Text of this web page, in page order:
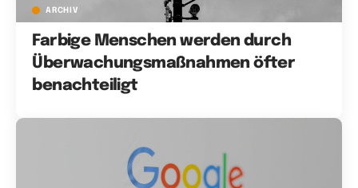
ARCHIV
Farbige Menschen werden durch
Überwachungsmaßnahmen öfter
benachteiligt